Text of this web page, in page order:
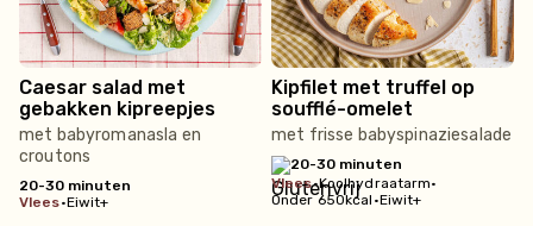
Caesar salad met
gebakken kipreepjes
met babyromanasla en
croutons
20-30 minuten
vlees•Eiwit+
Kipfilet met truffel op
soufflé-omelet
met frisse babyspinaziesalade
20-30 minuten
vlees•Koolhydraatarm•
Onder 650kcal •Eiwit+